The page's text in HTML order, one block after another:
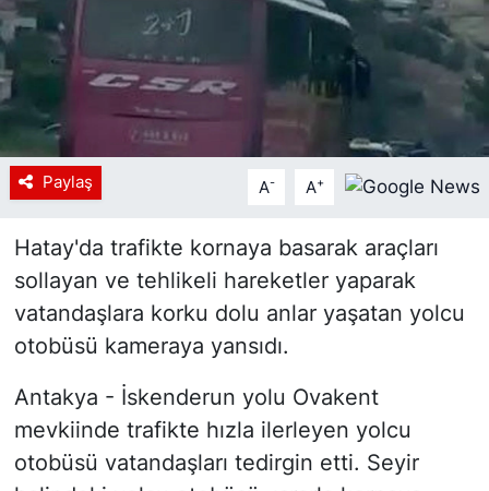
Paylaş A- A+
Hatay'da trafikte kornaya basarak araçları
sollayan ve tehlikeli hareketler yaparak
vatandaşlara korku dolu anlar yaşatan yolcu
otobüsü kameraya yansıdı.
Antakya - İskenderun yolu Ovakent
mevkiinde trafikte hızla ilerleyen yolcu
otobüsü vatandaşları tedirgin etti. Seyir